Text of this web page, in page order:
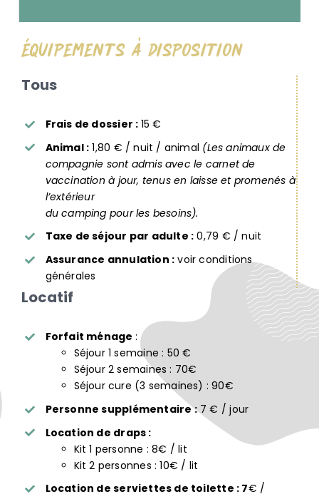
Équipements À Disposition
Tous
Frais de dossier : 15 €
Animal : 1,80 € / nuit / animal (Les animaux de
compagnie sont admis avec le carnet de
vaccination à jour, tenus en laisse et promenés à
l’extérieur
du camping pour les besoins).
Taxe de séjour par adulte : 0,79 € / nuit
Assurance annulation : voir conditions
générales
Locatif
Forfait ménage :
Séjour 1 semaine : 50 €
Séjour 2 semaines : 70€
Séjour cure (3 semaines) : 90€
Personne supplémentaire :7 € / jour
Location de draps :
Kit 1 personne : 8€ / lit
Kit 2 personnes : 10€ / lit
Location de serviettes de toilette : 7€ /